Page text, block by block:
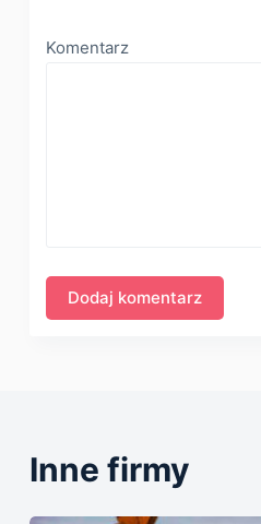
Komentarz
Inne firmy